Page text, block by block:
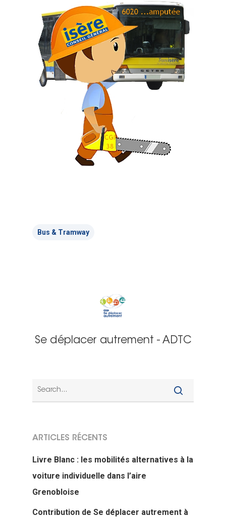
Bus & Tramway
Se déplacer autrement - ADTC
ARTICLES RÉCENTS
Livre Blanc : les mobilités alternatives à la
voiture individuelle dans l’aire
Grenobloise
Contribution de Se déplacer autrement à